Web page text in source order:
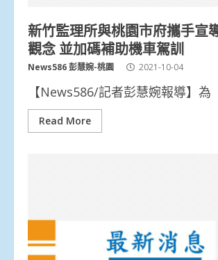
新竹監理所與桃園市府攜手宣
觀念 並加碼補助機車駕訓
News586 彭慧婉-桃園 2021-10-04
【News586/記者彭慧婉報導】為
Read More